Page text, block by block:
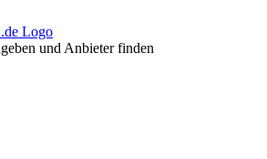
und Anbieter finden